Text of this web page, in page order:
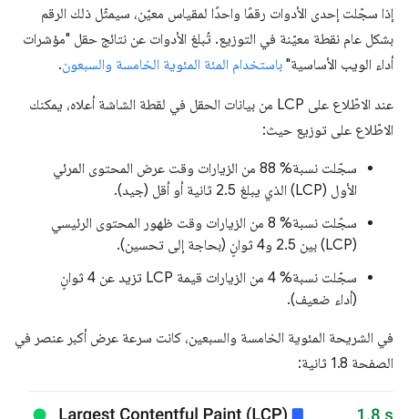
إذا سجّلت إحدى الأدوات رقمًا واحدًا لمقياس معيّن، سيمثّل ذلك الرقم
بشكل عام نقطة معيّنة في التوزيع. تُبلغ الأدوات عن نتائج حقل "مؤشرات
أداء الويب الأساسية" باستخدام المئة المئوية الخامسة والسبعون.
عند الاطّلاع على LCP من بيانات الحقل في لقطة الشاشة أعلاه، يمكنك
الاطّلاع على توزيع حيث:
سجّلت نسبة% 88 من الزيارات وقت عرض المحتوى المرئي
الأول (LCP) الذي يبلغ 2.5 ثانية أو أقل (جيد).
سجّلت نسبة% 8 من الزيارات وقت ظهور المحتوى الرئيسي
(LCP) بين 2.5 و4 ثوانٍ (بحاجة إلى تحسين).
سجّلت نسبة% 4 من الزيارات قيمة LCP تزيد عن 4 ثوانٍ
(أداء ضعيف).
في الشريحة المئوية الخامسة والسبعين، كانت سرعة عرض أكبر عنصر في
الصفحة 1.8 ثانية: